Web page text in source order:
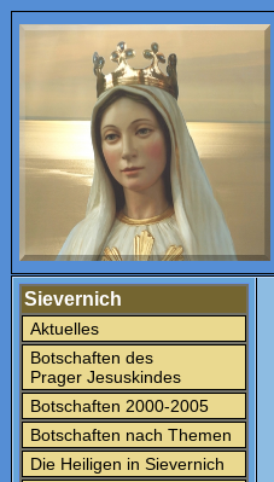
Sievernich
Aktuelles
Botschaften des
Prager Jesuskindes
Botschaften 2000-2005
Botschaften nach Themen
Die Heiligen in Sievernich